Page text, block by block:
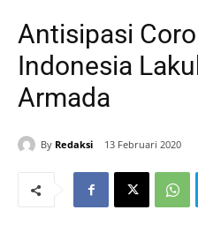
Antisipasi
Indonesia
Armada
By Redaksi 13 Februari 2020